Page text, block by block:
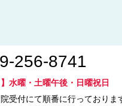
256-8741
】水曜・土曜午後・日曜祝日
受付にて順番に行っておりま